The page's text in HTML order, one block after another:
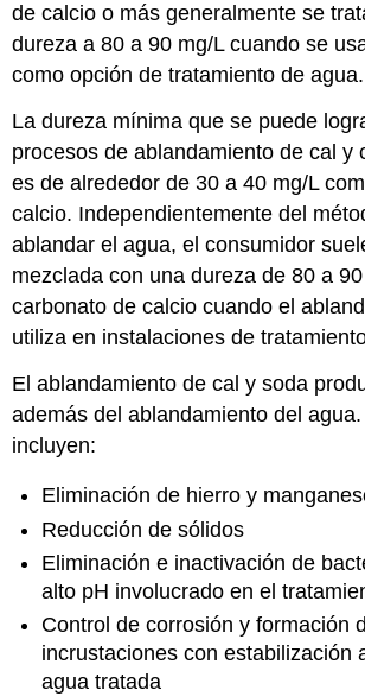
de calcio o más generalmente se
dureza a 80 a 90 mg/L cuando se
como opción de tratamiento de agua.
La dureza mínima que se puede
procesos de ablandamiento de cal y
es de alrededor de 30 a 40 mg/L
calcio. Independientemente del
ablandar el agua, el consumidor
mezclada con una dureza de 80 a
carbonato de calcio cuando el
utiliza en instalaciones de
El ablandamiento de cal y soda
además del ablandamiento del
incluyen:
Eliminación de hierro y
Reducción de sólidos
Eliminación e inactivación de
alto pH involucrado en el
Control de corrosión y formación
incrustaciones con estabilización
agua tratada